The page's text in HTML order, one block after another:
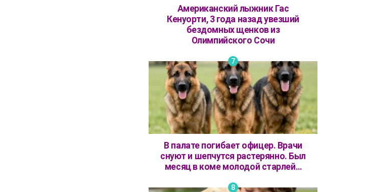
Американский лыжник Гас
Кенуорти, 3 года назад увезший
бездомных щенков из
Олимпийского Сочи
В палате погибает офицер. Врачи
снуют и шепчутся растерянно. Был
месяц в коме молодой старлей…